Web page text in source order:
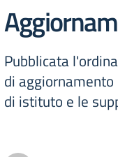
Pubblicata
di
di istituto e le